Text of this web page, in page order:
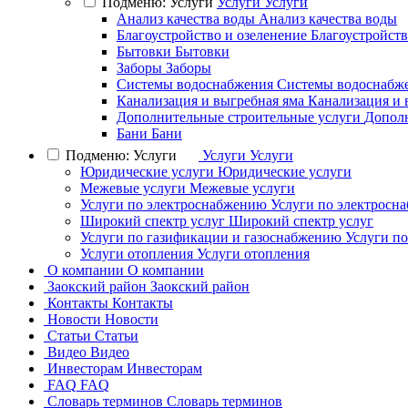
Анализ качества воды Анализ качества воды
Благоустройство и озеленение
Бытовки Бытовки
Заборы Заборы
Системы водоснабжения Системы
Канализация и выгребная яма Канализация и
Дополнительные строительные услуги
Бани Бани
Подменю: Услуги
Услуги Услуги
Юридические услуги Юридические услуги
Межевые услуги Межевые услуги
Услуги по электроснабжению Услуги по
Широкий спектр услуг Широкий спектр услуг
Услуги по газификации и газоснабжению Услуги
Услуги отопления Услуги отопления
О компании О компании
Заокский район Заокский район
Контакты Контакты
Новости Новости
Статьи Статьи
Видео Видео
Инвесторам Инвесторам
FAQ FAQ
Словарь терминов Словарь терминов